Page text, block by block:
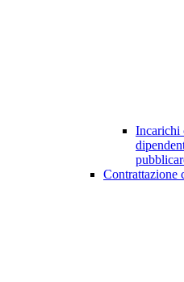
Incarichi
Contrattazione